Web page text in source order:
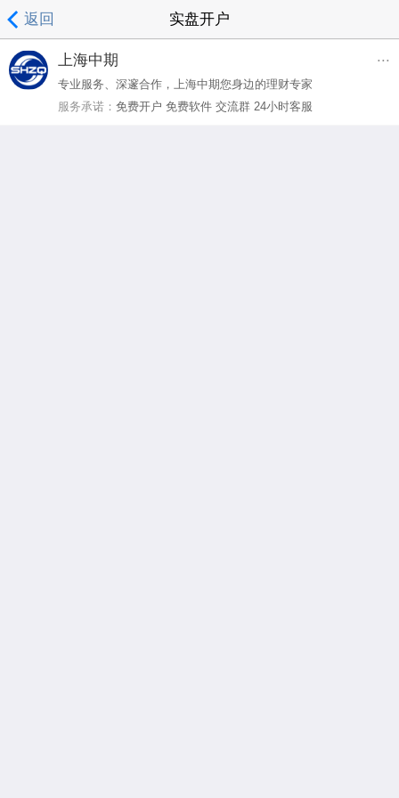
返回 实盘开户
上海中期
专业服务、深邃合作，上海中期您身边的理财专家
服务承诺： 免费开户 免费软件 交流群 24小时客服
...